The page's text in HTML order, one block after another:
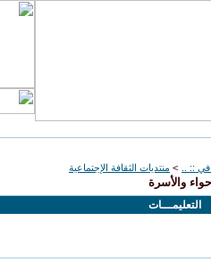
:: ..
> منتديات الثقافة الإجتماعية
والأسرة
التعليمـــات